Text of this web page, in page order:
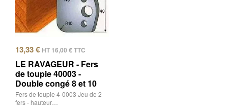
13,33€ HT 16,00 €TTC
LE RAVAGEUR - Fers
de toupie 40003 -
Double congé 8 et 10
Fers de toupie 4-0003 Jeu de 2
fers - hauteur…